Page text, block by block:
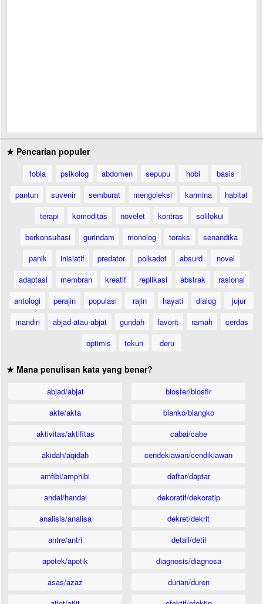
★ Pencarian populer
fobia psikolog abdomen sepupu hobi
basis
pantun
suvenir semburat mengoleksi karmina
habitat
terapi
komoditas novelet kontras
solilokui
berkonsultasi
gurindam monolog toraks
senandika
panik
inisiatif predator polkadot absurd
novel
adaptasi
membran kreatif replikasi abstrak
rasional
antologi
perajin populasi rajin hayati dialog
jujur
mandiri
abjad-atau-abjat gundah favorit ramah
cerdas
optimis
tekun deru
★ Mana penulisan kata yang benar?
abjad/abjat
akte/akta
aktivitas/aktifitas
akidah/aqidah
amfibi/amphibi
andal/handal
analisis/analisa
antre/antri
apotek/apotik
asas/azaz
biosfer/biosfir
blanko/blangko
cabai/cabe
cendekiawan/cendikiawan
daftar/daptar
dekoratif/dekoratip
dekret/dekrit
detail/detil
diagnosis/diagnosa
durian/duren